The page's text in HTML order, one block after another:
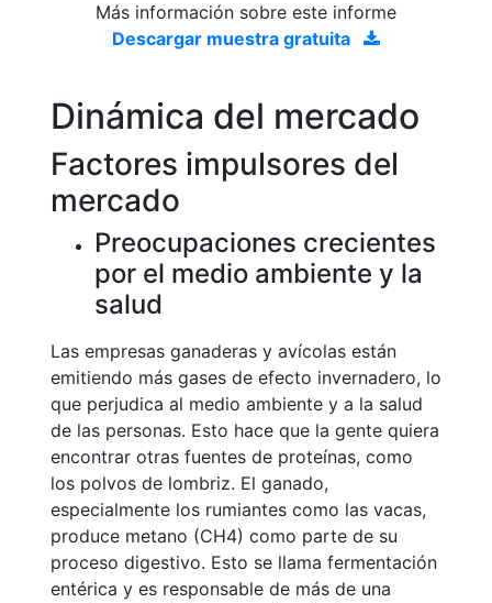
Más información sobre este informe
Descargar muestra gratuita
Dinámica del mercado
Factores impulsores del
mercado
Preocupaciones crecientes
por el medio ambiente y la
salud
Las empresas ganaderas y avícolas están
emitiendo más gases de efecto invernadero, lo
que perjudica al medio ambiente y a la salud
de las personas. Esto hace que la gente quiera
encontrar otras fuentes de proteínas, como
los polvos de lombriz. El ganado,
especialmente los rumiantes como las vacas,
produce metano (CH4) como parte de su
proceso digestivo. Esto se llama fermentación
entérica y es responsable de más de una